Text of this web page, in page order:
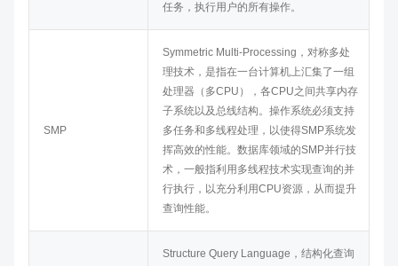
任务，执行用户的所有操作。
SMP
Symmetric Multi-Processing，对称多处
理技术，是指在一台计算机上汇集了一组
处理器（多CPU），各CPU之间共享内存
子系统以及总线结构。操作系统必须支持
多任务和多线程处理，以使得SMP系统发
挥高效的性能。数据库领域的SMP并行技
术，一般指利用多线程技术实现查询的并
行执行，以充分利用CPU资源，从而提升
查询性能。
Structure Query Language，结构化查询